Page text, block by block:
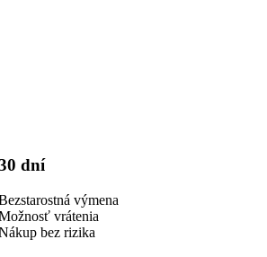
dní
výmena
vrátenia
bez rizika